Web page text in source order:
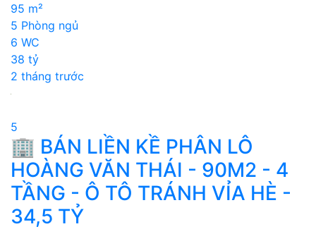
95 m²
5 Phòng ngủ
6 WC
38 tỷ
2 tháng trước
5
🏢 BÁN LIỀN KỀ PHÂN LÔ
HOÀNG VĂN THÁI - 90M2 - 4
TẦNG - Ô TÔ TRÁNH VỈA HÈ -
34,5 TỶ